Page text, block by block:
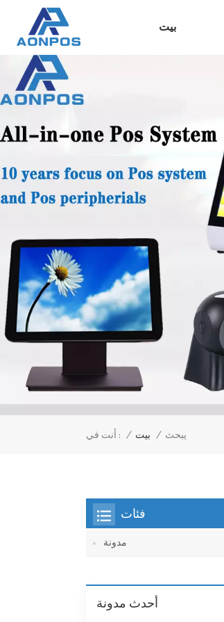
بيت
أنت في : / بيت / يبحث
فئات
مدونة
أحدث مدونة